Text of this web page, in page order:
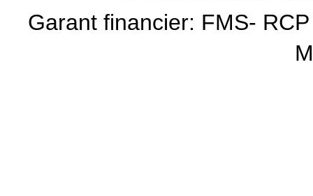
Garant financier: FMS-